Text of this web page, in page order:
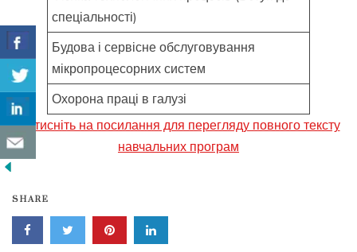
спеціальності)
Будова і сервісне обслуговування
мікропроцесорних систем
Охорона праці в галузі
Натисніть на посилання для перегляду повного тексту
навчальних програм
SHARE